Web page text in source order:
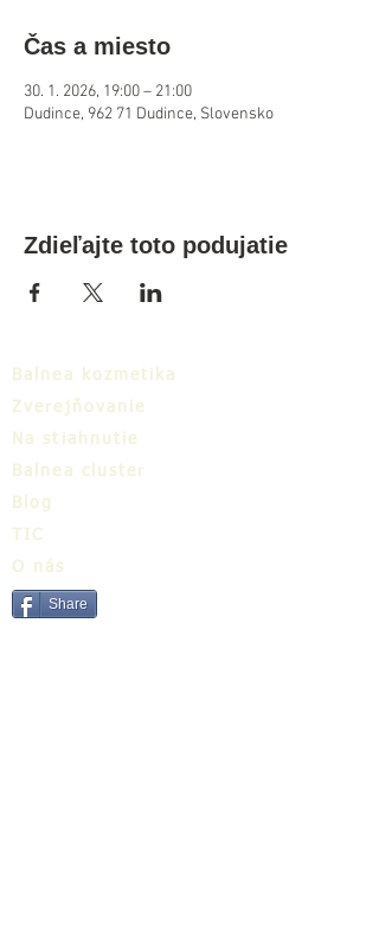
Čas a miesto
30. 1. 2026, 19:00 – 21:00
Dudince, 962 71 Dudince, Slovensko
Zdieľajte toto podujatie
Balnea kozmetika
Zverejňovanie
Na stiahnutie
Balnea cluster
Blog
TIC
O nás
Share